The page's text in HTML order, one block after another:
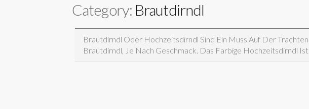
Category: Brautdirndl
Brautdirndl Oder Hochzeitsdirndl Sind Ein Muss Auf Der
Brautdirndl, Je Nach Geschmack. Das Farbige Hochzeitsdirndl